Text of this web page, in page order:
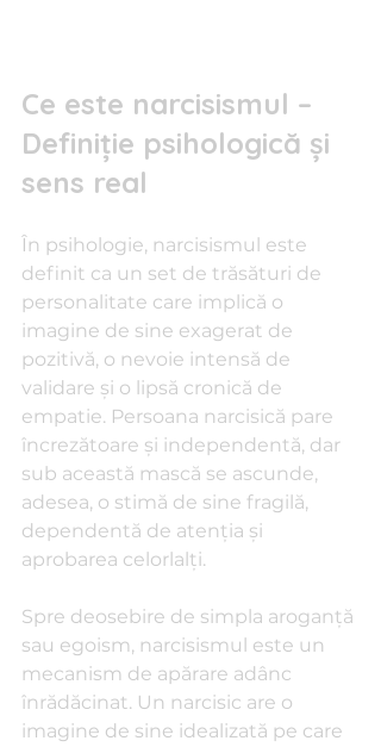
Ce este narcisismul –
Definiție psihologică și
sens real
În psihologie, narcisismul este
definit ca un set de trăsături de
personalitate care implică o
imagine de sine exagerat de
pozitivă, o nevoie intensă de
validare și o lipsă cronică de
empatie. Persoana narcisică pare
încrezătoare și independentă, dar
sub această mască se ascunde,
adesea, o stimă de sine fragilă,
dependentă de atenția și
aprobarea celorlalți.
Spre deosebire de simpla aroganță
sau egoism, narcisismul este un
mecanism de apărare adânc
înrădăcinat. Un narcisic are o
imagine de sine idealizată pe care